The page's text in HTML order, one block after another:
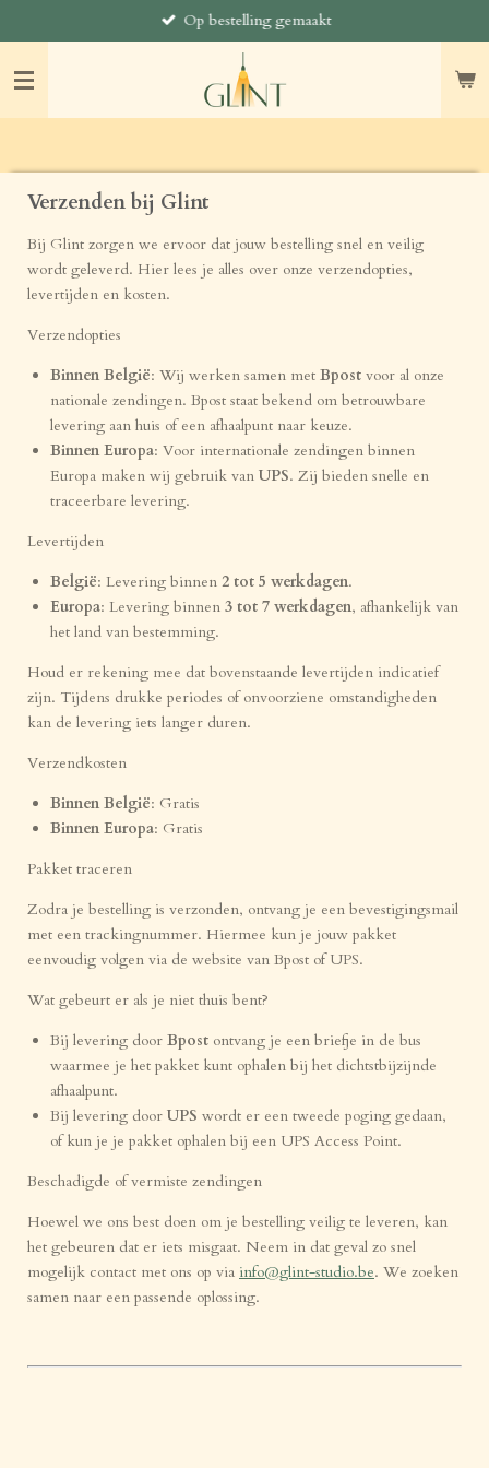
direct
naar
hoofdinhoud
Op bestelling gemaakt
Verzenden bij Glint
Bij Glint zorgen we ervoor dat jouw bestelling snel en veilig
wordt geleverd. Hier lees je alles over onze verzendopties,
levertijden en kosten.
Verzendopties
Binnen België: Wij werken samen met Bpost voor al onze
nationale zendingen. Bpost staat bekend om betrouwbare
levering aan huis of een afhaalpunt naar keuze.
Binnen Europa: Voor internationale zendingen binnen
Europa maken wij gebruik van UPS. Zij bieden snelle en
traceerbare levering.
Levertijden
België: Levering binnen 2 tot 5 werkdagen.
Europa: Levering binnen 3 tot 7 werkdagen, afhankelijk van
het land van bestemming.
Houd er rekening mee dat bovenstaande levertijden indicatief
zijn. Tijdens drukke periodes of onvoorziene omstandigheden
kan de levering iets langer duren.
Verzendkosten
Binnen België: Gratis
Binnen Europa: Gratis
Pakket traceren
Zodra je bestelling is verzonden, ontvang je een bevestigingsmail
met een trackingnummer. Hiermee kun je jouw pakket
eenvoudig volgen via de website van Bpost of UPS.
Wat gebeurt er als je niet thuis bent?
Bij levering door Bpost ontvang je een briefje in de bus
waarmee je het pakket kunt ophalen bij het dichtstbijzijnde
afhaalpunt.
Bij levering door UPS wordt er een tweede poging gedaan,
of kun je je pakket ophalen bij een UPS Access Point.
Beschadigde of vermiste zendingen
Hoewel we ons best doen om je bestelling veilig te leveren, kan
het gebeuren dat er iets misgaat. Neem in dat geval zo snel
mogelijk contact met ons op via info@glint-studio.be. We zoeken
samen naar een passende oplossing.